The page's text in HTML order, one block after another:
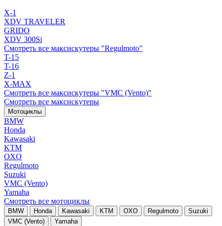
X-1
XDV TRAVELER
GRIDO
XDV 300Si
Смотреть все максискутеры "Regulmoto"
T-15
T-16
Z-1
X-MAX
Смотреть все максискутеры "VMC (Vento)"
Смотреть все максискутеры
Мотоциклы
BMW
Honda
Kawasaki
KTM
OXO
Regulmoto
Suzuki
VMC (Vento)
Yamaha
Смотреть все мотоциклы
BMW Honda Kawasaki KTM OXO Regulmoto
Suzuki
VMC (Vento)
Yamaha